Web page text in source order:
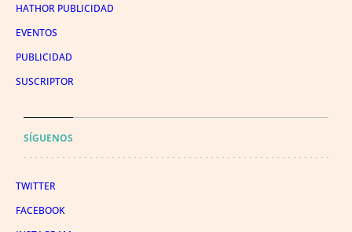
HATHOR PUBLICIDAD
EVENTOS
PUBLICIDAD
SUSCRIPTOR
SÍGUENOS
TWITTER
FACEBOOK